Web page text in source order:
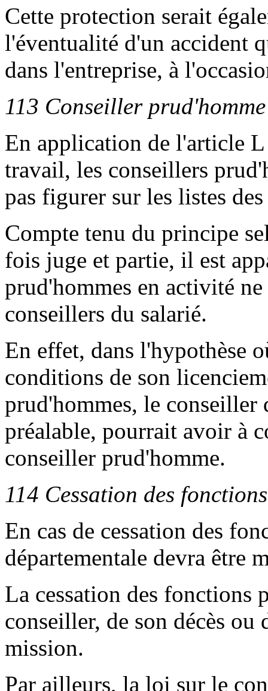
Cette protection serait
l'éventualité d'un accident
dans l'entreprise, à
113 Conseiller
En application de l'article
travail, les conseillers
pas figurer sur les listes
Compte tenu du principe
fois juge et partie, il est
prud'hommes en activité
conseillers du salarié.
En effet, dans l'hypothèse
conditions de son
prud'hommes, le conseiller
préalable, pourrait avoir à
conseiller prud'homme.
114 Cessation des
En cas de cessation des
départementale devra être
La cessation des fonctions
conseiller, de son décès
mission.
Par ailleurs, la loi sur le